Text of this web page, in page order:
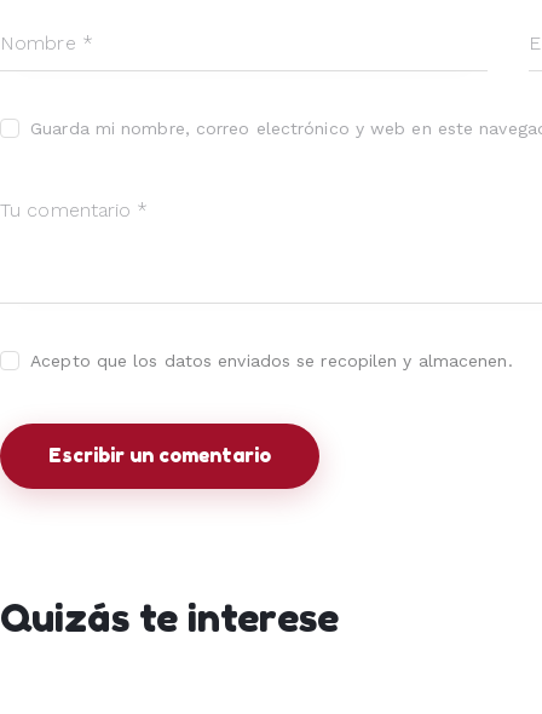
Guarda mi nombre, correo electrónico y web en este
Acepto que los datos enviados se recopilen y almacenen.
Quizás te interese